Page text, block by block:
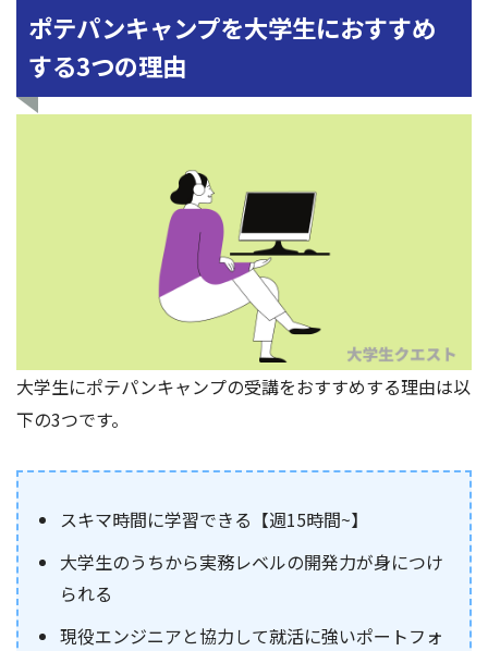
ポテパンキャンプを大学生におすすめ
する3つの理由
大学生にポテパンキャンプの受講をおすすめする理由は以
下の3つです。
スキマ時間に学習できる【週15時間~】
大学生のうちから実務レベルの開発力が身につけ
られる
現役エンジニアと協力して就活に強いポートフォ